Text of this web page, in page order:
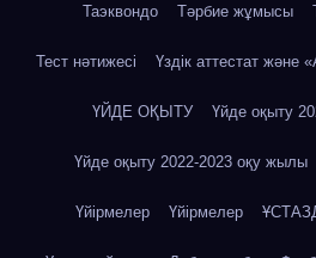
Таэквондо Тәрбие жұмысы
Тест нәтижесі Үздік аттестат және
ҮЙДЕ ОҚЫТУ Үйде оқыту
Үйде оқыту 2022-2023 оқу жылы
Үйірмелер Үйірмелер